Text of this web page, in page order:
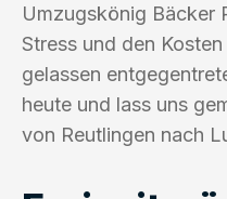
Umzugskönig Bäcker
Stress und den
gelassen
heute und lass uns
von Reutlingen nach